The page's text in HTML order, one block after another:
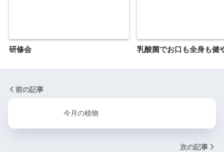
研修会 乳酸菌でお口も全身も健
前の記事
今月の植物
次の記事